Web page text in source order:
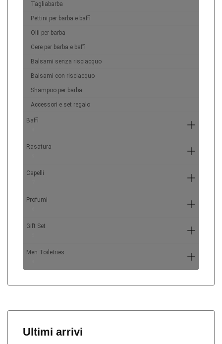
Tagliabarba
Pettini per barba e baffi
Olii per barba
Cere per barba e baffi
Balsami senza risciacquo
Balsami con risciacquo
Shampoo per barba
Accessori e set regalo
Baffi
Rasatura
Capelli
Profumi
Gift Set
Men Toiletries
Ultimi arrivi